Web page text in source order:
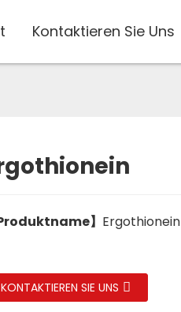
Kontaktieren Sie Uns
Loading...
Loading...
Produktname】 Ergothionein
KONTAKTIEREN SIE UNS